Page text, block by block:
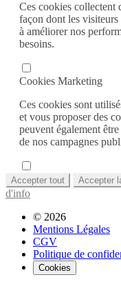
Ces cookies collectent
façon dont les
à améliorer nos
besoins.
Cookies Marketing
Ces cookies sont
et vous proposer des
peuvent également
de nos campagnes
Accepter tout Accepter
d'info
© 2026
Mentions Légales
CGV
Politique de
Cookies